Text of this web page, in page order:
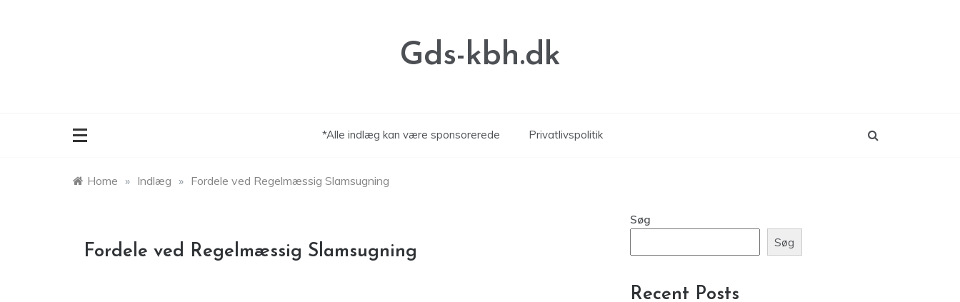
Gds-kbh.dk
*Alle indlæg kan være sponsorerede Privatlivspolitik
Home » Indlæg » Fordele ved Regelmæssig Slamsugning
Fordele ved Regelmæssig Slamsugning
Søg
Søg
Recent Posts